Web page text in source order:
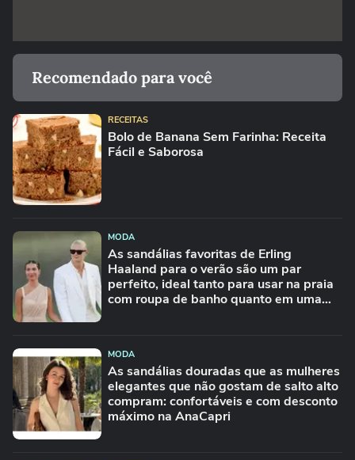
Recomendado para você
RECEITAS
Bolo de Banana Sem Farinha: Receita
Fácil e Saborosa
MODA
As sandálias favoritas de Erling
Haaland para o verão são um par
perfeito, ideal tanto para usar na praia
com roupa de banho quanto em uma
MODA
As sandálias douradas que as mulheres
elegantes que não gostam de salto alto
compram: confortáveis e com desconto
máximo na AnaCapri